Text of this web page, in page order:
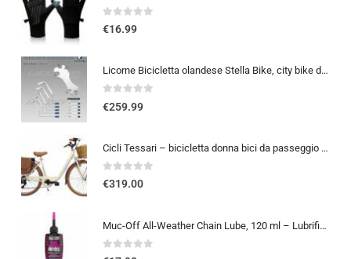
0out of 5
€16.99
Licorne Bicicletta olandese Stella Bike, city bike da 24,26 e 28 pollici, adatta sia a uomini che a donne, con cambio a 21 marce, Bambina Donna, bianco, 26
0out of 5
€259.99
Cicli Tessari – bicicletta donna bici da passeggio city bike 26 cambio 6 velocita’ telaio basso cesto in vimini vintage con b
0out of 5
€319.00
Muc-Off All-Weather Chain Lube, 120 ml – Lubrificante Catena Bici Biodegradabile, Olio Catena Bici di Tutti i Tipi – Formulat
0out of 5